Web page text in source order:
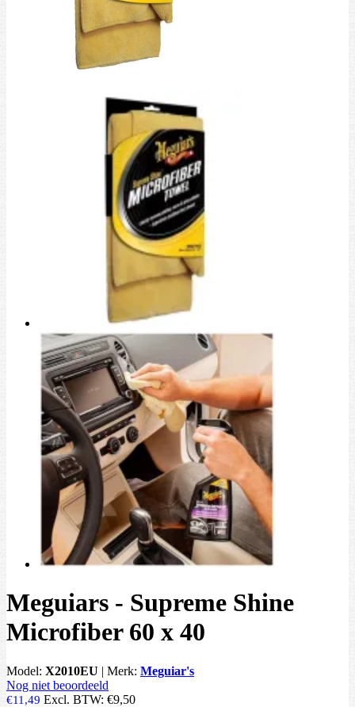
Meguiars - Supreme Shine
Microfiber 60 x 40
Model: X2010EU | Merk: Meguiar's
Nog niet beoordeeld
€11,49 Excl. BTW: €9,50